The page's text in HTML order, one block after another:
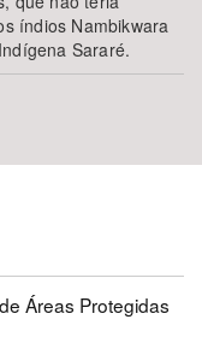
índios Nambikwara
Sararé.
Áreas Protegidas